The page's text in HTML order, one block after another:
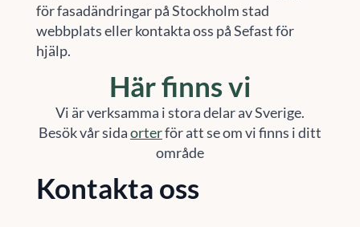
för fasadändringar på Stockholm stad
webbplats eller kontakta oss på Sefast för
hjälp.
Här finns vi
Vi är verksamma i stora delar av Sverige.
Besök vår sidaorterför att se om vi finns i ditt
område
Kontakta oss